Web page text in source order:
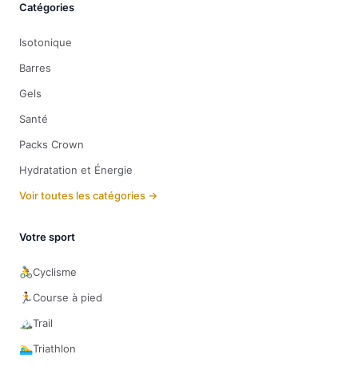
Catégories
Isotonique
Barres
Gels
Santé
Packs Crown
Hydratation et Énergie
Voir toutes les catégories →
Votre sport
🚴Cyclisme
🏃Course à pied
🏔️Trail
🏊‍♂️Triathlon